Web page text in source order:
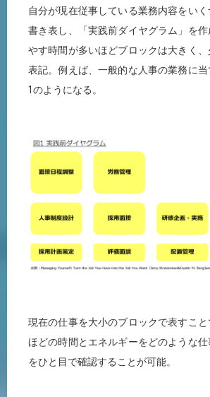
自分が現在従事している業務内容をい
書き表し、「実践前ダイヤグラム」を
やす時間が多いほどブロックは大きく、
表記。例えば、一般的な人事の業務に
1のようになる。
現在の仕事を大小のブロックで表すこ
ほどの時間とエネルギーをどのような
をひと目で確認することが可能。